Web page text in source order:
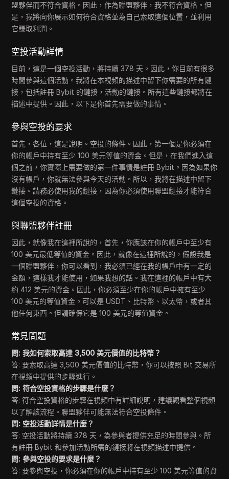
盟夥伴而不符合資格。因此，作為聯盟夥伴，我不符合資格。但
是，我將向你展示如何符合資格並為自己索取這個位置，並利用
它賺取利潤。
空投活動詳情
目前，這是一個空投活動，將持續 378 天。因此，你目前有很多
時間參與這個活動。我將在本視頻的描述中留下你需要的所有鏈
接，包括註冊 Bybit 的鏈接，活動的鏈接。所有這些鏈接都將在
描述中提供。因此，以下是你首先需要做的事情。
參與空投的要求
首先，各位，這是說明。空投的條件。因此，第一個是你必須在
你的帳戶中持有至少 100 美元等值的資金。但是，在我們進入這
個之前，你實際上需要做的第一件事情是註冊 Bybit。因為如果你
沒有帳戶，你就無法參與今天的活動。所以，我將在描述中留下
鏈接。請務必使用我的鏈接，因為你必須使用聯盟鏈接才能符合
這個空投的資格。
與聯盟夥伴註冊
因此，就像我在這裡所說的，首先，你應該在你的帳戶中至少有
100 美元最低等值的資金。因此，就像在這裡所說的，假設我是
一個聯盟夥伴，你可以看到，我必須已經在我的帳戶中有一定的
金額，這樣我才能使用，如果我想的話。我在這裡的帳戶中有大
約 412 美元的資金。因此，你必須至少在你的帳戶中擁有至少
100 美元的等值資金。可以是 USDT、比特幣、以太幣，或者其
他任何東西。但請確保它是 100 美元的等值資金。
常見問題
問: 我如何索取高達 3,500 美元價值的比特幣？
答: 要索取高達 3,500 美元價值的比特幣，你可以按照 Bit 交易所
在視頻中提供的步驟進行。
問: 符合空投資格的步驟是什麼？
答: 符合空投資格的步驟在視頻中有詳細說明，建議觀看整個視頻
以了解該流程。聯盟夥伴可能無法符合空投條件。
問: 空投活動詳情是什麼？
答: 空投活動將持續 378 天，為參與者提供充足的時間參與。所
有註冊 Bybit 和參加活動所需的鏈接將在視頻描述中提供。
問: 參與空投的要求是什麼？
答: 要參與空投，你必須在你的帳戶中持有至少 100 美元等值的資